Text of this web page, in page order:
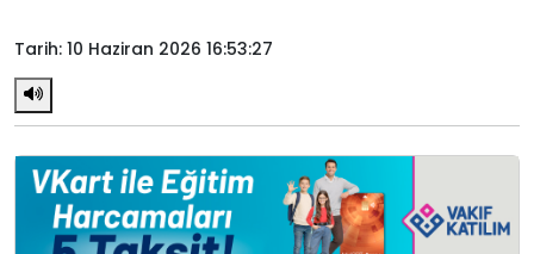
Tarih: 10 Haziran 2026 16:53:27